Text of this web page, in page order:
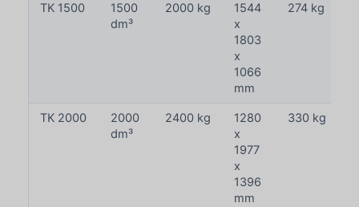
TK 1500
1500
dm³
2000 kg
1544
x
1803
x
1066
mm
274 kg
TK 2000
2000
dm³
2400 kg
1280
x
1977
x
1396
mm
330 kg